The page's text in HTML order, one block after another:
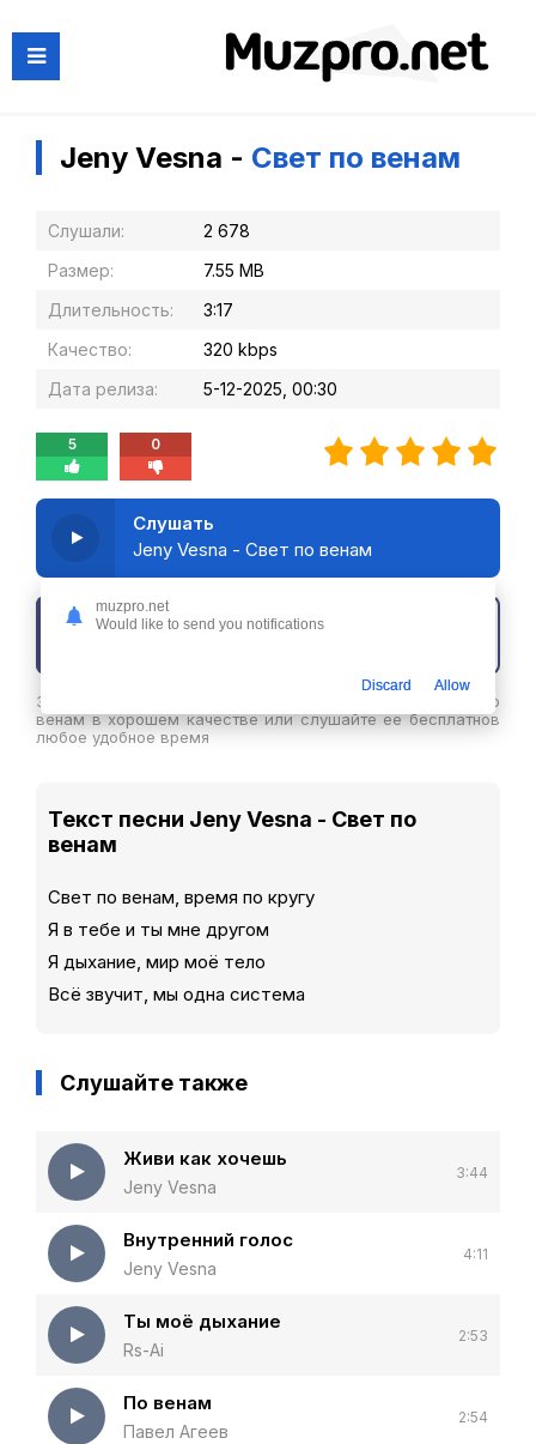
Jeny Vesna - Свет по венам
Слушали:
2 678
Размер:
7.55 MB
Длительность:
3:17
Качество:
320 kbps
Дата релиза:
5-12-2025, 00:30
5 0
Слушать
Jeny Vesna - Свет по венам
Скачать трек
Здесь вы можете скачать песню Jeny Vesna - Свет по
венам в хорошем качестве или слушайте ее бесплатнов
любое удобное время
Текст песни Jeny Vesna - Свет по
венам
Свет по венам, время по кругу
Я в тебе и ты мне другом
Я дыхание, мир моё тело
Всё звучит, мы одна система
Слушайте также
Живи как хочешь
Jeny Vesna
3:44
Внутренний голос
Jeny Vesna
4:11
Ты моё дыхание
Rs-Ai
2:53
По венам
Павел Агеев
2:54
muzpro.net
Would like to send you notifications
Discard Allow